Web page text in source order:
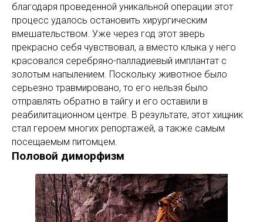
благодаря проведенной уникальной операции этот
процесс удалось остановить хирургическим
вмешательством. Уже через год этот зверь
прекрасно себя чувствовал, а вместо клыка у него
красовался серебряно-палладиевый имплантат с
золотым напылением. Поскольку животное было
серьезно травмировано, то его нельзя было
отправлять обратно в тайгу и его оставили в
реабилитационном центре. В результате, этот хищник
стал героем многих репортажей, а также самым
посещаемым питомцем.
Половой диморфизм